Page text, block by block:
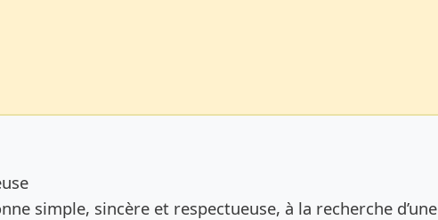
de l’annonce
simple, sincère et respectueuse, à la recherche d’une